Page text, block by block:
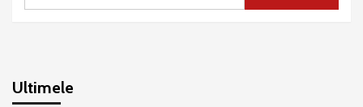
Ultimele